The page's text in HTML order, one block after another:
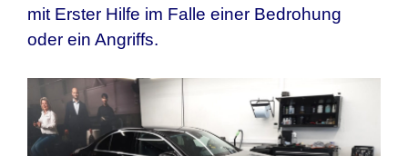
mit Erster Hilfe im Falle einer Bedrohung
oder ein Angriffs.